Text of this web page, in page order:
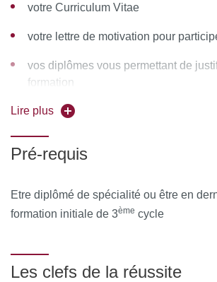
A l’issue de la formation, le stagiaire
analysé et le bilan est remonté au
votre Curriculum Vitae
votre lettre de motivation pour
vos diplômes vous permettant de
formation
Lire plus
Pré-requis
Etre diplômé de spécialité ou être en
formation initiale de 3ème cycle
Les clefs de la réussite